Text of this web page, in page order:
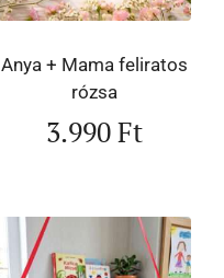
Anya + Mama feliratos
rózsa
3.990Ft